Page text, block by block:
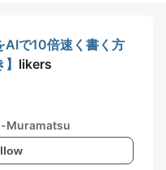
AIで10倍速く書く方
likers
Muramatsu